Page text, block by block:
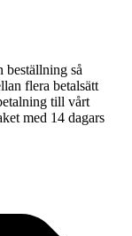
så
flera betalsätt
till vårt
med 14 dagars